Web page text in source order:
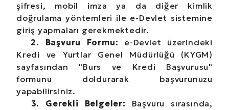
şifresi, mobil imza ya da diğer kimlik
doğrulama yöntemleri ile e-Devlet sistemine
giriş yapmaları gerekmektedir.
2. Başvuru Formu: e-Devlet üzerindeki
Kredi ve Yurtlar Genel Müdürlüğü (KYGM)
sayfasından "Burs ve Kredi Başvurusu"
formunu doldurarak başvurunuzu
yapabilirsiniz.
3. Gerekli Belgeler: Başvuru sırasında,